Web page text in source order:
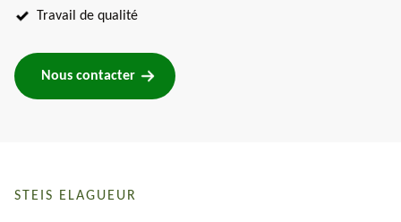
Travail de qualité
Nous contacter
STEIS ELAGUEUR